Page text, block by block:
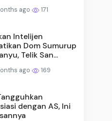
ago 171
Intelijen
Dom Sumurup
Telik San...
ago 169
dengan AS, Ini